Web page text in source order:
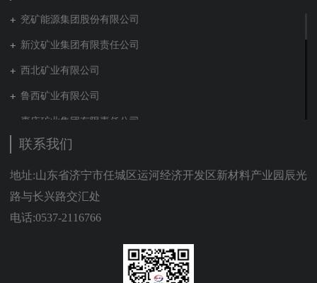
兖矿能源集团股份有限公司
新汶矿业集团有限责任公司
西北矿业有限公司
鲁西矿业有限公司
枣庄矿业集团有限责任公司
兖矿新疆能化有限公司
山东泰山地勘集团
新能源集团有限公司
营销贸易公司
肥城矿业集团有限责任公司
联系我们
地址:山东省济宁市任城区运河经济开发区新材料产业园辰光
路与长兴路交汇处
电话:0537-2116766